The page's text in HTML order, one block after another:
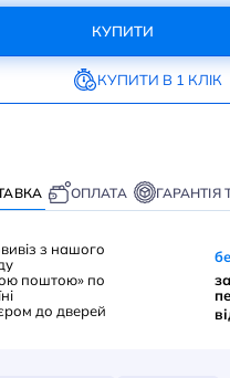
КУПИТИ
КУПИТИ В 1 КЛІК
ОПЛАТА ГАРАНТІЯ
з нашого
поштою» по
до дверей